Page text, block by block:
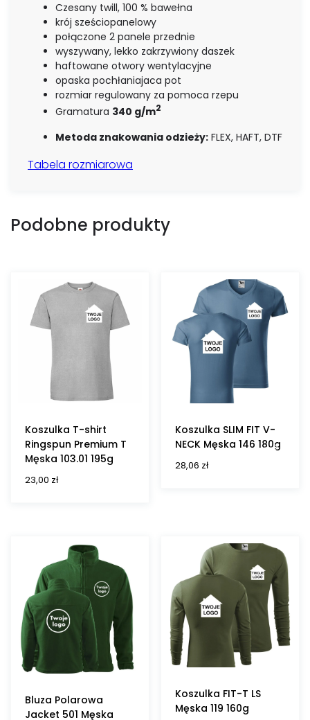
Czesany twill, 100 % bawełna
krój sześciopanelowy
połączone 2 panele przednie
wyszywany, lekko zakrzywiony daszek
haftowane otwory wentylacyjne
opaska pochłaniajaca pot
rozmiar regulowany za pomoca rzepu
Gramatura 340 g/m2
Metoda znakowania odzieży: FLEX, HAFT, DTF
Tabela rozmiarowa
Podobne produkty
Koszulka T-shirt
Ringspun Premium T
Męska 103.01 195g
23,00 zł
Koszulka SLIM FIT V-
NECK Męska 146 180g
28,06 zł
Bluza Polarowa
Jacket 501 Męska
Koszulka FIT-T LS
Męska 119 160g